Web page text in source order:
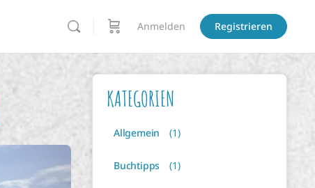
Anmelden Registrieren
KATEGORIEN
Allgemein (1)
Buchtipps (1)